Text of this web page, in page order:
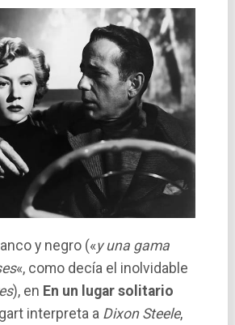
y negro («y una gama
«, como decía el inolvidable
), en En un lugar solitario
interpreta a Dixon Steele,